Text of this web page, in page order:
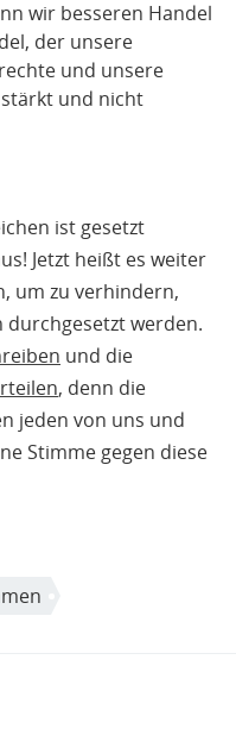
wir besseren Handel
der unsere
und unsere
und nicht
ist gesetzt
Jetzt heißt es weiter
um zu verhindern,
durchgesetzt werden.
und die
, denn die
jeden von uns und
Stimme gegen diese